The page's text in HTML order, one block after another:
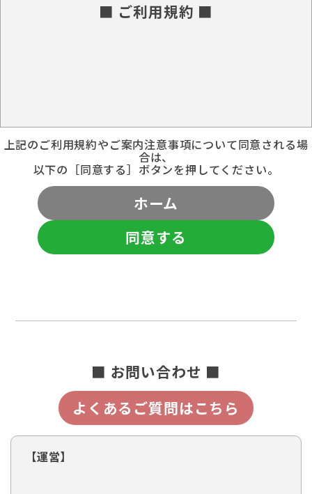
■ ご利用規約 ■
上記のご利用規約やご案内注意事項について同意される場
合は、
以下の［同意する］ボタンを押してください。
ホーム
同意する
■ お問い合わせ ■
よくあるご質問はこちら
【運営】